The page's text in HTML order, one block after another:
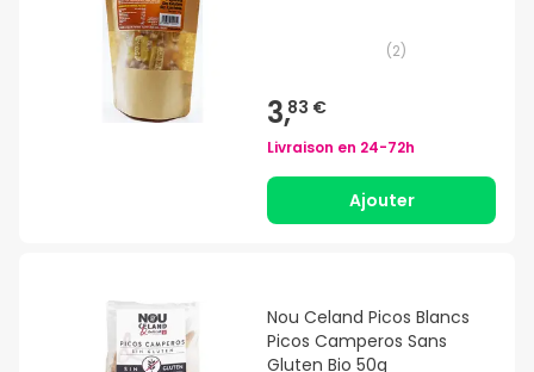
(2)
3,83 €
Livraison en 24-72h
Ajouter
Nou Celand Picos Blancs
Picos Camperos Sans
Gluten Bio 50g